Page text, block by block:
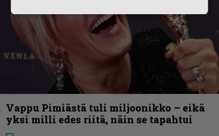
Vappu Pimiästä tuli miljoonikko – eikä
yksi milli edes riitä, näin se tapahtui